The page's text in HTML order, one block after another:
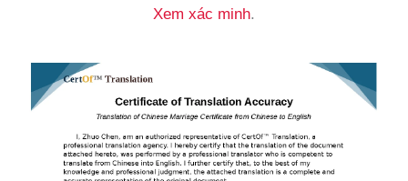
Xem xác minh.